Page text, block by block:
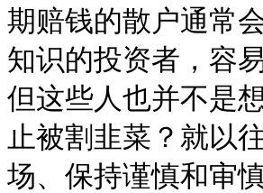
期赔钱的散户通常
知识的投资者，容
但这些人也并不是
止被割韭菜？就以
场、保持谨慎和审